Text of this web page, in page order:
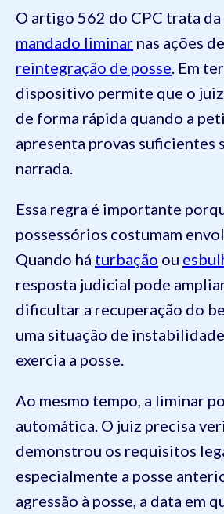
O artigo 562 do CPC trata da
mandado liminar nas ações
reintegração de posse. Em
dispositivo permite que o
de forma rápida quando a
apresenta provas suficientes
narrada.
Essa regra é importante
possessórios costumam
Quando há turbação ou
resposta judicial pode
dificultar a recuperação do
uma situação de
exercia a posse.
Ao mesmo tempo, a liminar
automática. O juiz precisa
demonstrou os requisitos
especialmente a posse
agressão à posse, a data em